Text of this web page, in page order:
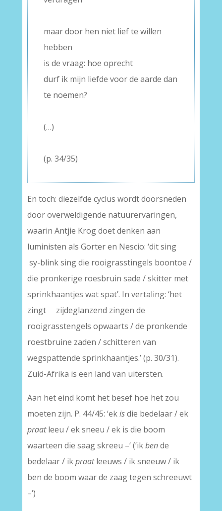
maar door hen niet lief te willen
hebben
is de vraag: hoe oprecht
durf ik mijn liefde voor de aarde dan
te noemen?
(…)
(p. 34/35)
En toch: diezelfde cyclus wordt doorsneden
door overweldigende natuurervaringen,
waarin Antjie Krog doet denken aan
luministen als Gorter en Nescio: ‘dit sing
sy-blink sing die rooigrasstingels boontoe /
die pronkerige roesbruin sade / skitter met
sprinkhaantjes wat spat’. In vertaling: ‘het
zingt zijdeglanzend zingen de
rooigrasstengels opwaarts / de pronkende
roestbruine zaden / schitteren van
wegspattende sprinkhaantjes.’ (p. 30/31).
Zuid-Afrika is een land van uitersten.
Aan het eind komt het besef hoe het zou
moeten zijn. P. 44/45: ‘ekisdie bedelaar / ek
praatleeu / ek sneeu / ek is die boom
waarteen die saag skreeu –‘ (‘ikbende
bedelaar / ikpraatleeuws / ik sneeuw / ik
ben de boom waar de zaag tegen schreeuwt
–‘)